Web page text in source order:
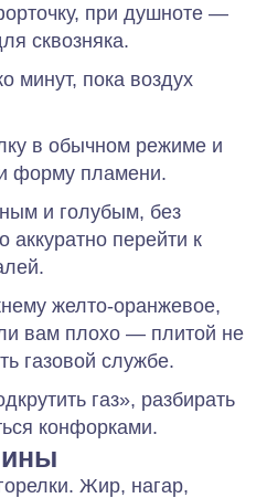
при душноте —
сквозняка.
минут, пока воздух
в обычном режиме и
форму пламени.
и голубым, без
перейти к
желто‑оранжевое,
вам плохо — плитой не
газовой службе.
газ», разбирать
конфорками.
Жир, нагар,